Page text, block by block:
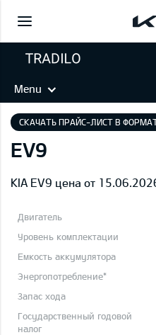
Menu
СКАЧАТЬ ПРАЙС-ЛИСТ В
EV9
KIA EV9 цена от